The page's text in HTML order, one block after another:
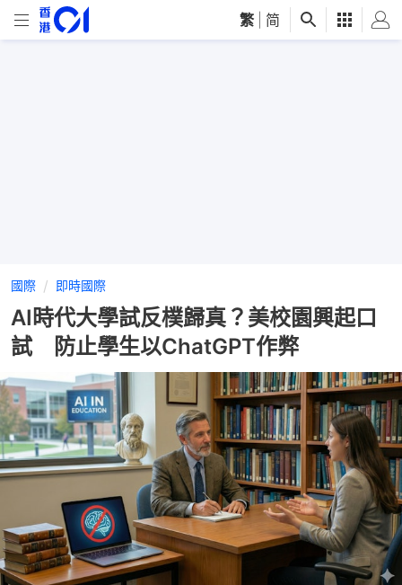
繁 简
國際 即時國際
AI時代大學試反樸歸真？美校園興起口
試 防止學生以ChatGPT作弊